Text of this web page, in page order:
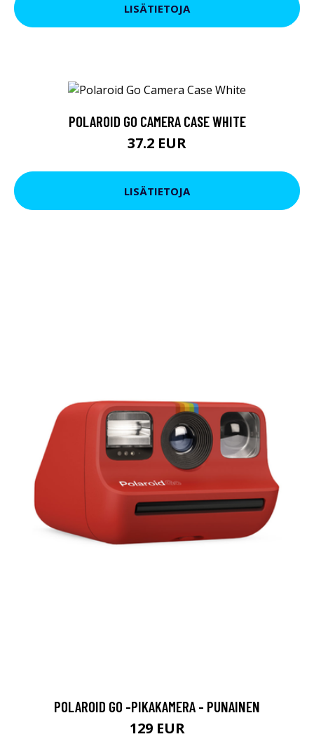
LISÄTIETOJA
POLAROID GO CAMERA CASE WHITE
37.2 EUR
LISÄTIETOJA
POLAROID GO -PIKAKAMERA - PUNAINEN
129 EUR